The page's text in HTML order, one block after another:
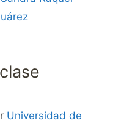
Universidad de